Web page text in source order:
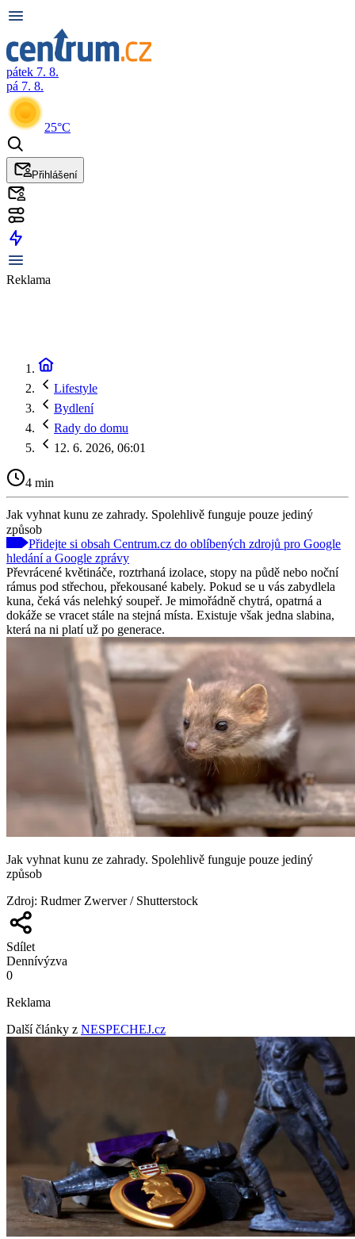
pátek 7. 8.
pá 7. 8.
25°C
Přihlášení
Reklama
Lifestyle
Bydlení
Rady do domu
12. 6. 2026, 06:01
4 min
Jak vyhnat kunu ze zahrady. Spolehlivě funguje pouze jediný
způsob
Přidejte si obsah Centrum.cz do oblíbených zdrojů pro Google
hledání a Google zprávy
Převrácené květináče, roztrhaná izolace, stopy na půdě nebo noční
rámus pod střechou, překousané kabely. Pokud se u vás zabydlela
kuna, čeká vás nelehký soupeř. Je mimořádně chytrá, opatrná a
dokáže se vracet stále na stejná místa. Existuje však jedna slabina,
která na ni platí už po generace.
Jak vyhnat kunu ze zahrady. Spolehlivě funguje pouze jediný
způsob
Zdroj: Rudmer Zwerver / Shutterstock
Sdílet
Dennívýzva
0
Reklama
Další články z NESPECHEJ.cz